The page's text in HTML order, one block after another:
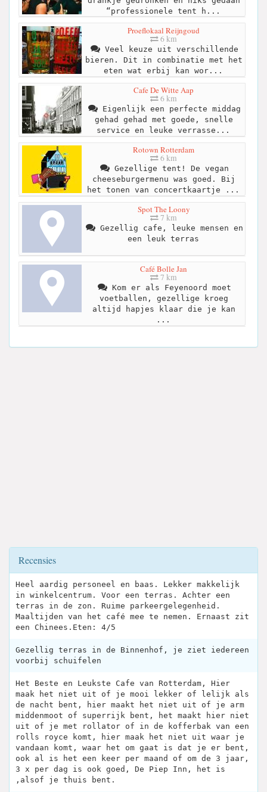
“professionele tent h...
Proeflokaal Reijngoud
6 km
Veel keuze uit verschillende
bieren. Dit in combinatie met het
eten wat erbij kan wor...
Cafe De Witte Aap
6 km
Eigenlijk een perfecte middag
gehad gehad met goede, snelle
service en leuke verrasse...
Rotown Rotterdam
6 km
Gezellige tent! De vegan
cheeseburgermenu was goed. Bij
het tonen van concertkaartje ...
Spot The Loony
7 km
Gezellig cafe, leuke mensen en
een leuk terras
Café Bolle Jan
7 km
Kom er als Feyenoord moet
voetballen, gezellige kroeg
altijd hapjes klaar die je kan
...
Recensies
Heel aardig personeel en baas. Lekker makkelijk
in winkelcentrum. Voor een terras. Achter een
terras in de zon. Ruime parkeergelegenheid.
Maaltijden van het café mee te nemen. Ernaast zit
een Chinees.Eten: 4/5
Gezellig terras in de Binnenhof, je ziet iedereen
voorbij schuifelen
Het Beste en Leukste Cafe van Rotterdam, Hier
maak het niet uit of je mooi lekker of lelijk als
de nacht bent, hier maakt het niet uit of je arm
middenmoot of superrijk bent, het maakt hier niet
uit of je met rollator of in de kofferbak van een
rolls royce komt, hier maak het niet uit waar je
vandaan komt, waar het om gaat is dat je er bent,
ook al is het een keer per maand of om de 3 jaar,
3 x per dag is ook goed, De Piep Inn, het is
,alsof je thuis bent.